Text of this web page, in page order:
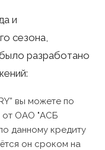
и
сезона,
разработано
вы можете по
от ОАО "АСБ
данному кредиту
он сроком на